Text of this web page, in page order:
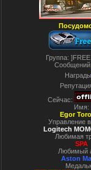
Группа:
Сообщений:
Сейчас:
Имя:
Egor
Управление в
Logitech
Любимая
SPA
Любимый
Aston